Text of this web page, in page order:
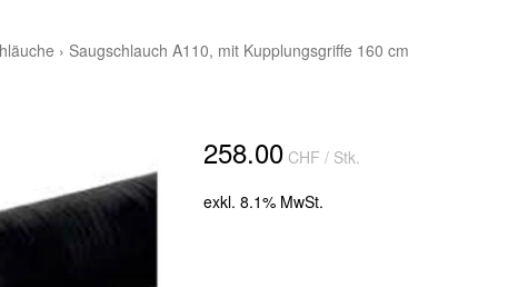
› Saugschlauch A110, mit Kupplungsgriffe 160 cm
258.00 CHF / Stk.
exkl. 8.1% MwSt.